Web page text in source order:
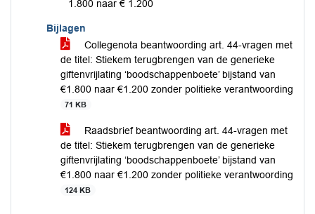
1.800 naar € 1.200
Bijlagen
Collegenota beantwoording art. 44-vragen met
de titel: Stiekem terugbrengen van de generieke
giftenvrijlating ‘boodschappenboete’ bijstand van
€1.800 naar €1.200 zonder politieke verantwoording
71 KB
Raadsbrief beantwoording art. 44-vragen met
de titel: Stiekem terugbrengen van de generieke
giftenvrijlating ‘boodschappenboete’ bijstand van
€1.800 naar €1.200 zonder politieke verantwoording
124 KB